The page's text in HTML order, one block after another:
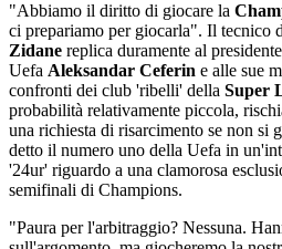
"Abbiamo il diritto di giocare la
ci prepariamo per giocarla". Il tecnico
Zidane replica duramente al
Uefa Aleksandar Ceferin e alle sue
confronti dei club 'ribelli' della Super
probabilità relativamente piccola,
una richiesta di risarcimento se non si
detto il numero uno della Uefa in
'24ur' riguardo a una clamorosa
semifinali di Champions.
"Paura per l'arbitraggio? Nessuna.